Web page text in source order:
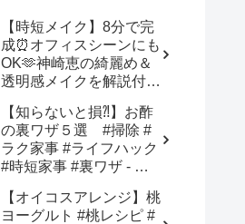
【時短メイク】8分で完
成⏰オフィスシーンにも
OK🫶神崎恵の綺麗め＆
透明感メイクを解説付き
恵 / Megumi Kanzaki
【知らないと損⁈】お酢
の裏ワザ５選 #掃除 #
ラク家事 #ライフハック
#時短家事 #裏ワザ - さ
ラク家事ハック
【オイコスアレンジ】桃
ヨーグルト #桃レシピ #